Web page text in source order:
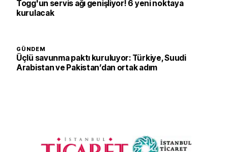
Togg'un servis ağı genişliyor! 6 yeni noktaya
kurulacak
GÜNDEM
Üçlü savunma paktı kuruluyor: Türkiye, Suudi
Arabistan ve Pakistan’dan ortak adım